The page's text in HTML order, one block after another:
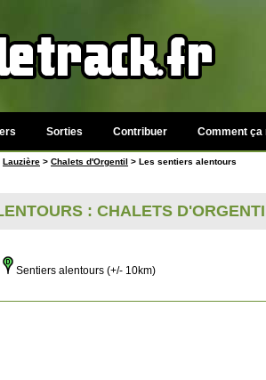
Sorties Contribuer Comment ça
Lauzière > Chalets d'Orgentil > Les sentiers alentours
: CHALETS
Sentiers alentours (+/- 10km)